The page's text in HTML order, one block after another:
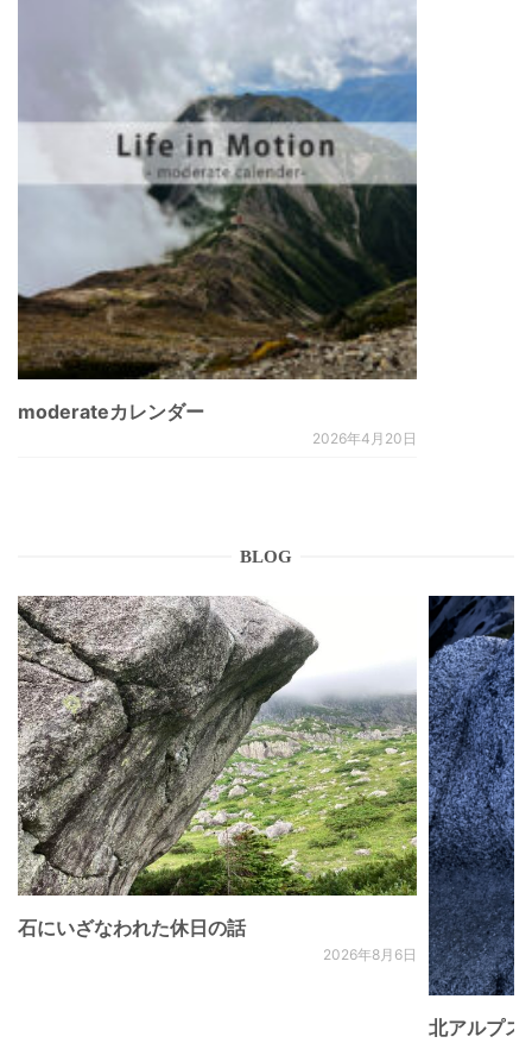
moderateカレンダー
2026年4月20日
BLOG
石にいざなわれた休日の話
2026年8月6日
北アルプ